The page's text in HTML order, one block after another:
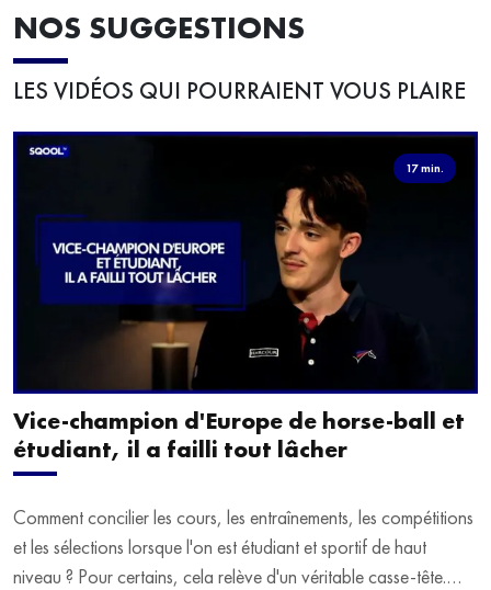
NOS SUGGESTIONS
LES VIDÉOS QUI POURRAIENT VOUS PLAIRE
17 min.
Vice-champion d'Europe de horse-ball et
étudiant, il a failli tout lâcher
Comment concilier les cours, les entraînements, les compétitions
et les sélections lorsque l'on est étudiant et sportif de haut
niveau ? Pour certains, cela relève d'un véritable casse-tête.